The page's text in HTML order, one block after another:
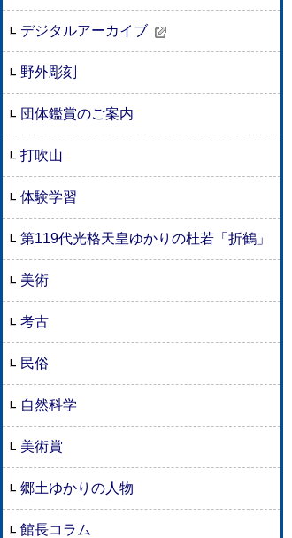
デジタルアーカイブ
野外彫刻
団体鑑賞のご案内
打吹山
体験学習
第119代光格天皇ゆかりの杜若「折鶴」
美術
考古
民俗
自然科学
美術賞
郷土ゆかりの人物
館長コラム